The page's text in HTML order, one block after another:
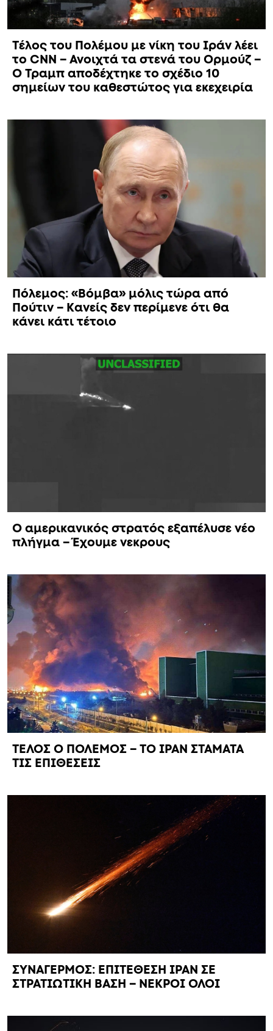
Τέλος του Πολέμου με νίκη του Ιράν λέει
το CNN – Ανοιχτά τα στενά του Ορμούζ –
Ο Τραμπ αποδέχτηκε το σχέδιο 10
σημείων του καθεστώτος για εκεχειρία
Πόλεμος: «Βόμβα» μόλις τώρα από
Πούτιν – Κανείς δεν περίμενε ότι θα
κάνει κάτι τέτοιο
Ο αμερικανικός στρατός εξαπέλυσε νέο
πλήγμα – Έχουμε νεκρους
ΤΕΛΟΣ Ο ΠΟΛΕΜΟΣ – ΤΟ ΙΡΑΝ ΣΤΑΜΑΤΑ
ΤΙΣ ΕΠΙΘΕΣΕΙΣ
ΣΥΝΑΓΕΡΜΟΣ: ΕΠΙΤΕΘΕΣΗ ΙΡΑΝ ΣΕ
ΣΤΡΑΤΙΩΤΙΚΗ ΒΑΣΗ – ΝΕΚΡΟΙ ΟΛΟΙ